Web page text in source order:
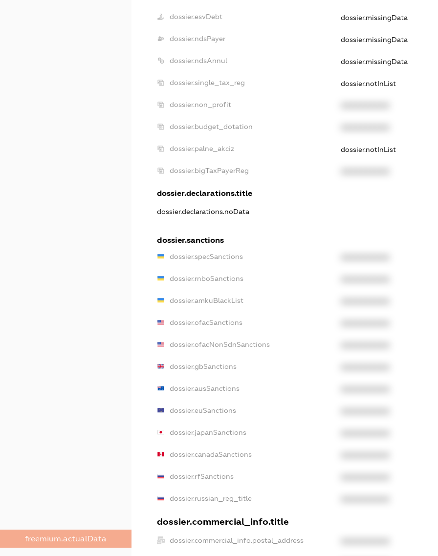
freemium.actualData
dossier.esvDebt dossier.missingData
dossier.ndsPayer dossier.missingData
dossier.ndsAnnul dossier.missingData
dossier.single_tax_reg dossier.notInList
dossier.non_profit
dossier.budget_dotation
dossier.palne_akciz dossier.notInList
dossier.bigTaxPayerReg
dossier.declarations.title
dossier.declarations.noData
dossier.sanctions
dossier.specSanctions
dossier.rnboSanctions
dossier.amkuBlackList
dossier.ofacSanctions
dossier.ofacNonSdnSanctions
dossier.gbSanctions
dossier.ausSanctions
dossier.euSanctions
dossier.japanSanctions
dossier.canadaSanctions
dossier.rfSanctions
dossier.russian_reg_title
dossier.commercial_info.title
dossier.commercial_info.postal_address